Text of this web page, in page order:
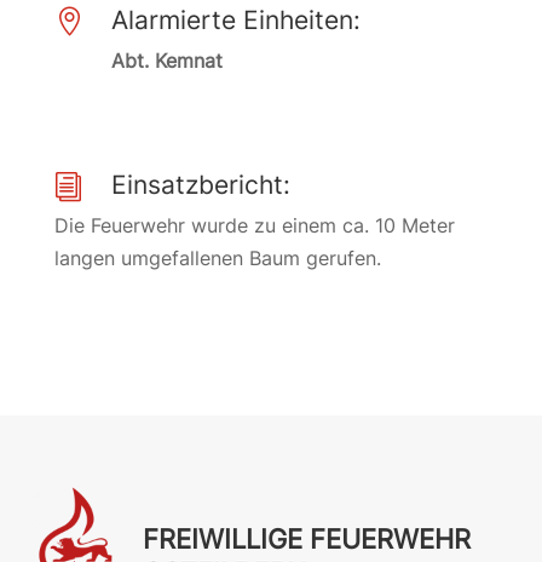
 Alarmierte Einheiten:
Abt. Kemnat
i Einsatzbericht:
Die Feuerwehr wurde zu einem ca. 10 Meter
langen umgefallenen Baum gerufen.
FREIWILLIGE FEUERWEHR